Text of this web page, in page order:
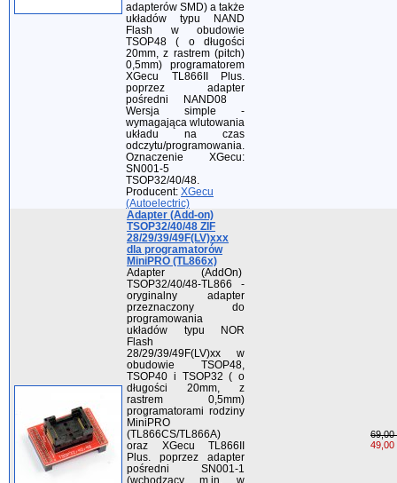
adapterów SMD) a także
układów typu NAND
Flash w obudowie
TSOP48 ( o długości
20mm, z rastrem (pitch)
0,5mm) programatorem
XGecu TL866II Plus.
poprzez adapter
pośredni NAND08
Wersja simple -
wymagająca wlutowania
układu na czas
odczytu/programowania.
Oznaczenie XGecu:
SN001-5
TSOP32/40/48.
Producent: XGecu
(Autoelectric)
Adapter (Add-on)
TSOP32/40/48 ZIF
28/29/39/49F(LV)xxx
dla programatorów
MiniPRO (TL866x)
Adapter (AddOn)
TSOP32/40/48-TL866 -
oryginalny adapter
przeznaczony do
programowania
układów typu NOR
Flash
28/29/39/49F(LV)xx w
obudowie TSOP48,
TSOP40 i TSOP32 ( o
długości 20mm, z
rastrem 0,5mm)
programatorami rodziny
MiniPRO
(TL866CS/TL866A)
oraz XGecu TL866II
Plus. poprzez adapter
pośredni SN001-1
(wchodzący m.in. w
69,00
49,00